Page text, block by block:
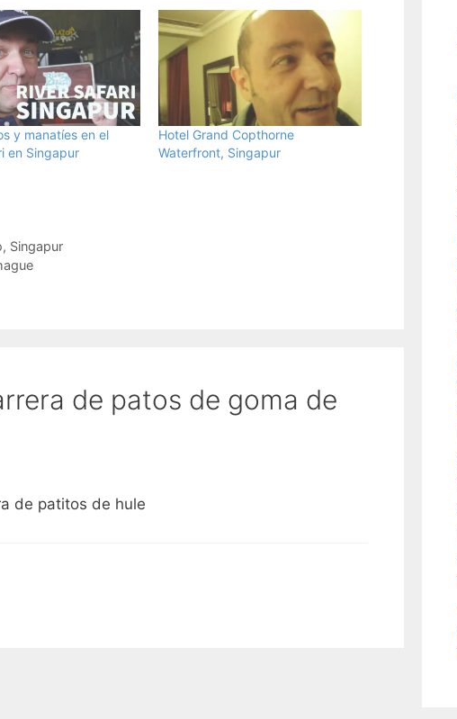
y manatíes en el
en Singapur
Hotel Grand Copthorne
Waterfront, Singapur
, Singapur
de patos de goma de
de patitos de hule